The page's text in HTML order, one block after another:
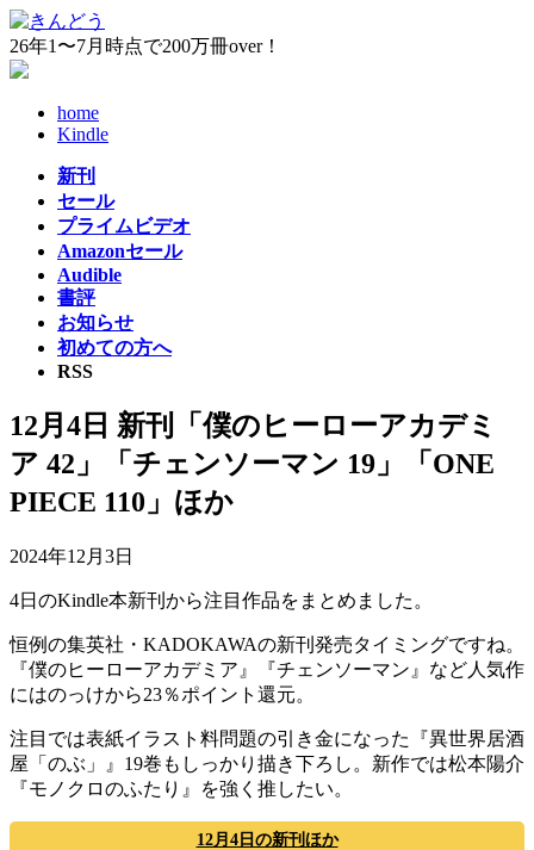
コ
ン
テ
ナ
ビ
ゲ
26年1〜7月時点で200万冊over！
home
Kindle
新刊
セール
プライムビデオ
Amazonセール
Audible
書評
お知らせ
初めての方へ
RSS
12月4日 新刊「僕のヒーローアカデミ
ア 42」「チェンソーマン 19」「ONE
PIECE 110」ほか
2024年12月3日
4日のKindle本新刊から注目作品をまとめました。
恒例の集英社・KADOKAWAの新刊発売タイミングですね。
『僕のヒーローアカデミア』『チェンソーマン』など人気作
にはのっけから23％ポイント還元。
注目では表紙イラスト料問題の引き金になった『異世界居酒
屋「のぶ」』19巻もしっかり描き下ろし。新作では松本陽介
『モノクロのふたり』を強く推したい。
12月4日の新刊ほか